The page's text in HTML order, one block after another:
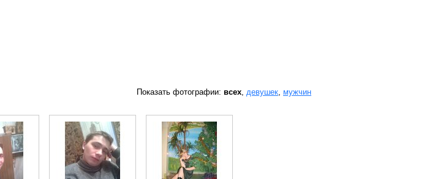
Показать фотографии: всех, девушек, мужчин